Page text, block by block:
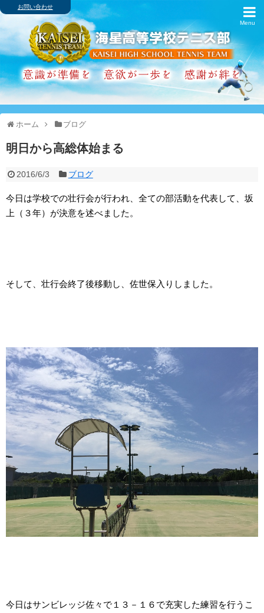
お問い合わせ
ホーム ブログ
明日から高総体始まる
2016/6/3 ブログ
今日は学校での壮行会が行われ、全ての部活動を代表して、坂
上（３年）が決意を述べました。
そして、壮行会終了後移動し、佐世保入りしました。
今日はサンビレッジ佐々で１３－１６で充実した練習を行うこ
ホーム
ブログ
歴代主将・戦績
アルバム
インターハイ
クラブ紹介